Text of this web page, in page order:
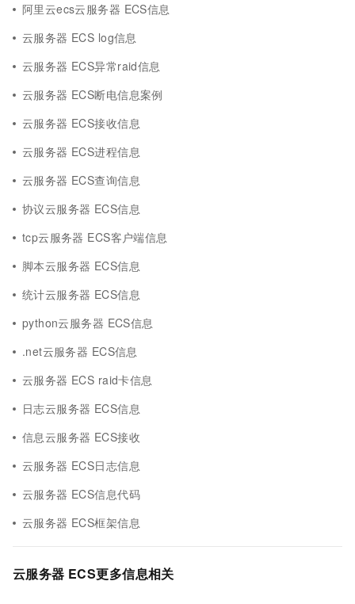
阿里云ecs云服务器 ECS信息
云服务器 ECS log信息
云服务器 ECS异常raid信息
云服务器 ECS断电信息案例
云服务器 ECS接收信息
云服务器 ECS进程信息
云服务器 ECS查询信息
协议云服务器 ECS信息
tcp云服务器 ECS客户端信息
脚本云服务器 ECS信息
统计云服务器 ECS信息
python云服务器 ECS信息
.net云服务器 ECS信息
云服务器 ECS raid卡信息
日志云服务器 ECS信息
信息云服务器 ECS接收
云服务器 ECS日志信息
云服务器 ECS信息代码
云服务器 ECS框架信息
云服务器 ECS更多信息相关